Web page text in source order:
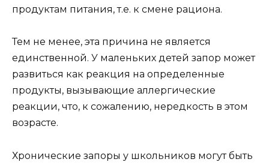
продуктам питания, т.е. к смене рациона.
Тем не менее, эта причина не является
единственной. У маленьких детей запор может
развиться как реакция на определенные
продукты, вызывающие аллергические
реакции, что, к сожалению, нередкость в этом
возрасте.
Хронические запоры у школьников могут быть